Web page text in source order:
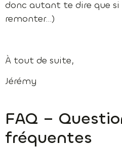
donc autant te dire que
remonter…)
À tout de suite,
Jérémy
FAQ –
fréquentes